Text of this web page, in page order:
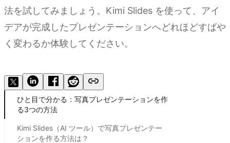
法を試してみましょう。Kimi Slides を使って、アイ
デアが完成したプレゼンテーションへどれほどすばや
く変わるか体験してください。
ひと目で分かる：写真プレゼンテーションを作
る3つの方法
Kimi Slides（AI ツール）で写真プレゼンテー
ションを作る方法は？